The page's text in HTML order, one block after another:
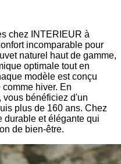
chez INTERIEUR à
incomparable pour
naturel haut de gamme,
optimale tout en
modèle est conçu
hiver. En
vous bénéficiez d'un
plus de 160 ans. Chez
durable et élégante qui
de bien-être.